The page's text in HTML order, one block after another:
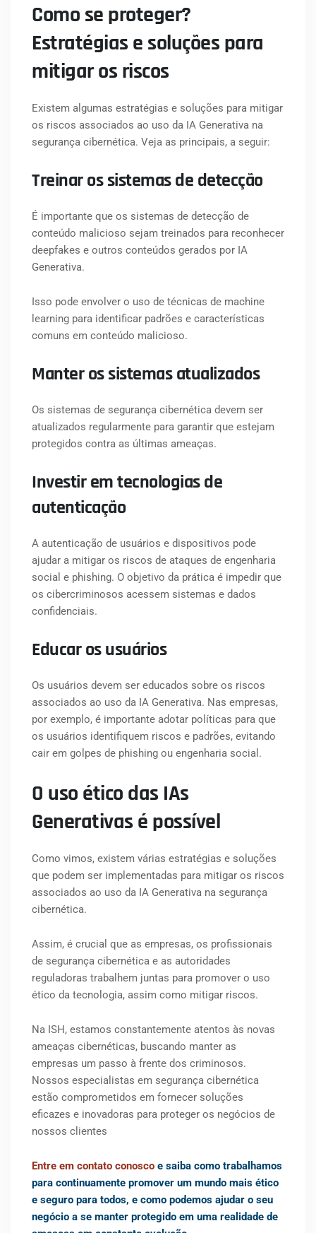
Como se proteger?
Estratégias e soluções para
mitigar os riscos
Existem algumas estratégias e soluções para mitigar
os riscos associados ao uso da IA Generativa na
segurança cibernética. Veja as principais, a seguir:
Treinar os sistemas de detecção
É importante que os sistemas de detecção de
conteúdo malicioso sejam treinados para reconhecer
deepfakes e outros conteúdos gerados por IA
Generativa.
Isso pode envolver o uso de técnicas de machine
learning para identificar padrões e características
comuns em conteúdo malicioso.
Manter os sistemas atualizados
Os sistemas de segurança cibernética devem ser
atualizados regularmente para garantir que estejam
protegidos contra as últimas ameaças.
Investir em tecnologias de
autenticação
A autenticação de usuários e dispositivos pode
ajudar a mitigar os riscos de ataques de engenharia
social e phishing. O objetivo da prática é impedir que
os cibercriminosos acessem sistemas e dados
confidenciais.
Educar os usuários
Os usuários devem ser educados sobre os riscos
associados ao uso da IA Generativa. Nas empresas,
por exemplo, é importante adotar políticas para que
os usuários identifiquem riscos e padrões, evitando
cair em golpes de phishing ou engenharia social.
O uso ético das IAs
Generativas é possível
Como vimos, existem várias estratégias e soluções
que podem ser implementadas para mitigar os riscos
associados ao uso da IA Generativa na segurança
cibernética.
Assim, é crucial que as empresas, os profissionais
de segurança cibernética e as autoridades
reguladoras trabalhem juntas para promover o uso
ético da tecnologia, assim como mitigar riscos.
Na ISH, estamos constantemente atentos às novas
ameaças cibernéticas, buscando manter as
empresas um passo à frente dos criminosos.
Nossos especialistas em segurança cibernética
estão comprometidos em fornecer soluções
eficazes e inovadoras para proteger os negócios de
nossos clientes
Entre em contato conosco e saiba como trabalhamos
para continuamente promover um mundo mais ético
e seguro para todos, e como podemos ajudar o seu
negócio a se manter protegido em uma realidade de